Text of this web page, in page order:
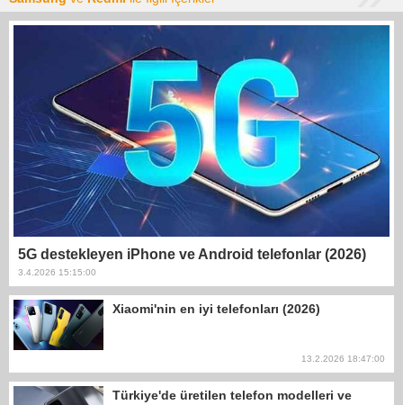
5G destekleyen iPhone ve Android telefonlar (2026)
3.4.2026 15:15:00
Xiaomi'nin en iyi telefonları (2026)
13.2.2026 18:47:00
Türkiye'de üretilen telefon modelleri ve